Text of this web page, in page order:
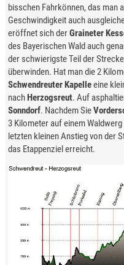
bisschen Fahrkönnen, das man
Geschwindigkeit auch
eröffnet sich derGraineter
des Bayerischen Wald auch
der schwierigste Teil der
überwinden. Hat man die 2
Schwendreuter Kapelleeine
nachHerzogsreut. Auf
Sonndorf. Nachdem Sie
3 Kilometer auf einem
letzten kleinen Anstieg von der
das Etappenziel erreicht.